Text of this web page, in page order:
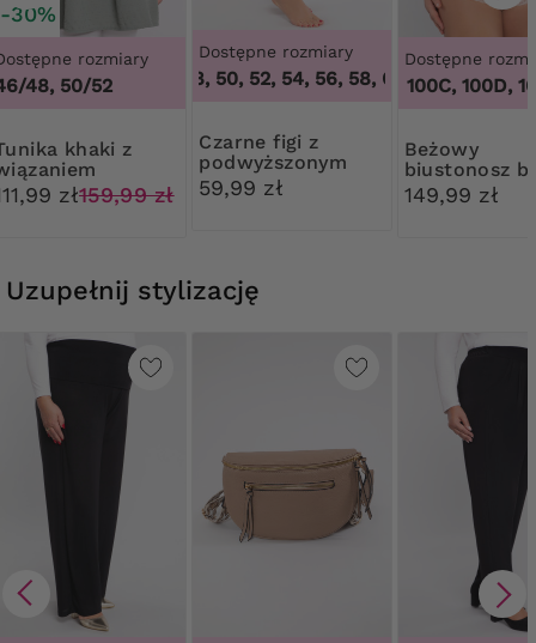
-30%
rozmiary
48, 50/52
z
zł159,99 zł
Dostępne rozmiary
46, 48, 50, 52, 54, 56, 58, 60, 62,46, 48,
Czarne figi z
podwyższonym
stanem Mewa
59,99 zł
Dostępne
100B, 100C, 100D,
Beżowy
biustonosz
fiszbin
149,99 zł
Uzupełnij stylizację